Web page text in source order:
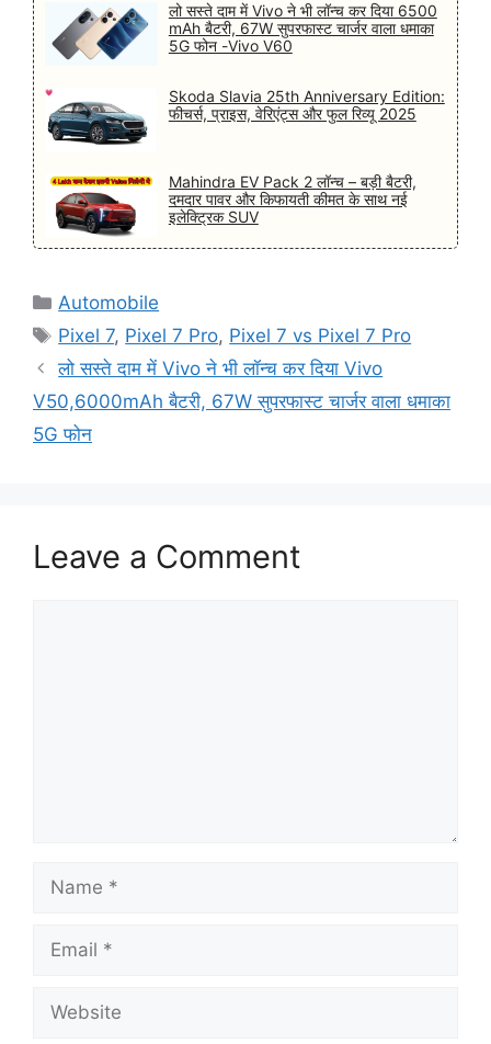
लो सस्ते दाम में Vivo ने भी लॉन्च कर दिया 6500
mAh बैटरी, 67W सुपरफास्ट चार्जर वाला धमाका
5G फोन -Vivo V60
Skoda Slavia 25th Anniversary Edition:
फीचर्स, प्राइस, वेरिएंट्स और फुल रिव्यू 2025
Mahindra EV Pack 2 लॉन्च – बड़ी बैटरी,
दमदार पावर और किफायती कीमत के साथ नई
इलेक्ट्रिक SUV
Categories
Automobile
Tags
Pixel 7, Pixel 7 Pro, Pixel 7 vs Pixel 7 Pro
लो सस्ते दाम में Vivo ने भी लॉन्च कर दिया Vivo
V50,6000mAh बैटरी, 67W सुपरफास्ट चार्जर वाला धमाका
5G फोन
Leave a Comment